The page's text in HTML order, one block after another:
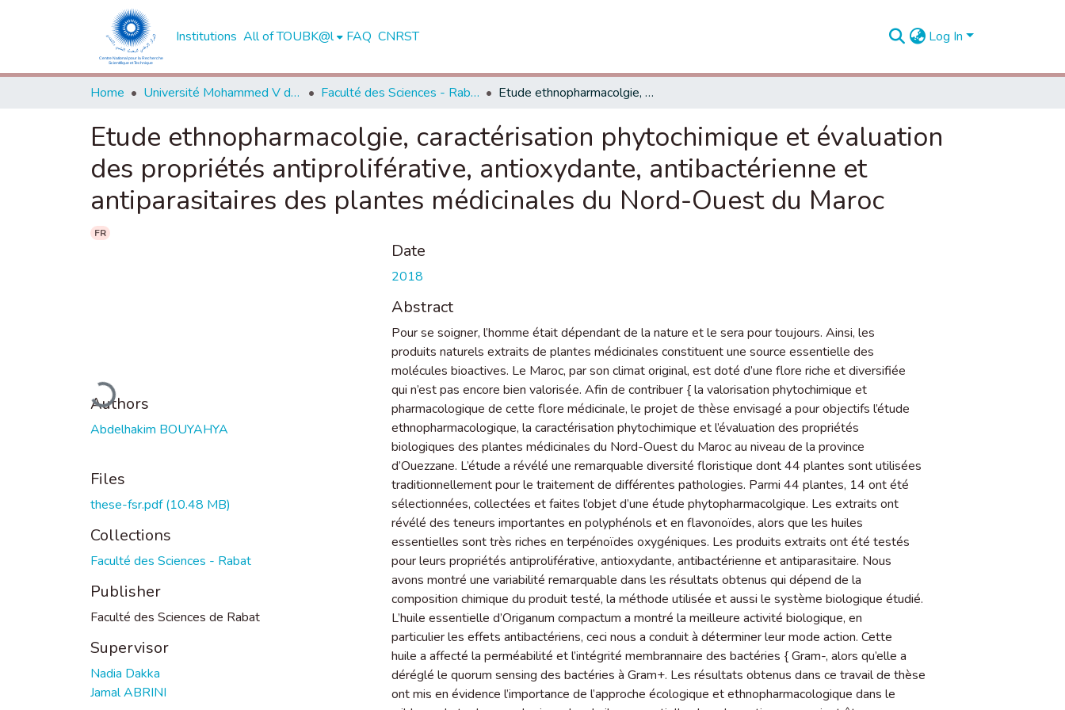
Institutions All of TOUBK@l FAQ CNRST Log In
Home Université Mohammed V de Rabat Faculté des Sciences - Rabat Etude ethnopharmacolgie, caractérisation phytochimique et évaluation des propriétés antiproliférative, antioxydante, antibactérienne et antiparasitaires des plantes médicinales du Nord-Ouest du Maroc
Etude ethnopharmacolgie, caractérisation phytochimique et évaluation
des propriétés antiproliférative, antioxydante, antibactérienne et
antiparasitaires des plantes médicinales du Nord-Ouest du Maroc
FR
Loading...
Authors
Abdelhakim BOUYAHYA
Files
these-fsr.pdf(10.48 MB)
Collections
Faculté des Sciences - Rabat
Publisher
Faculté des Sciences de Rabat
Supervisor
Nadia Dakka
Jamal ABRINI
Date
2018
Abstract
Pour se soigner, l’homme était dépendant de la nature et le sera pour toujours. Ainsi, les
produits naturels extraits de plantes médicinales constituent une source essentielle des
molécules bioactives. Le Maroc, par son climat original, est doté d’une flore riche et diversifiée
qui n’est pas encore bien valorisée. Afin de contribuer { la valorisation phytochimique et
pharmacologique de cette flore médicinale, le projet de thèse envisagé a pour objectifs l’étude
ethnopharmacologique, la caractérisation phytochimique et l’évaluation des propriétés
biologiques des plantes médicinales du Nord-Ouest du Maroc au niveau de la province
d’Ouezzane. L’étude a révélé une remarquable diversité floristique dont 44 plantes sont utilisées
traditionnellement pour le traitement de différentes pathologies. Parmi 44 plantes, 14 ont été
sélectionnées, collectées et faites l’objet d’une étude phytopharmacolgique. Les extraits ont
révélé des teneurs importantes en polyphénols et en flavonoïdes, alors que les huiles
essentielles sont très riches en terpénoïdes oxygéniques. Les produits extraits ont été testés
pour leurs propriétés antiproliférative, antioxydante, antibactérienne et antiparasitaire. Nous
avons montré une variabilité remarquable dans les résultats obtenus qui dépend de la
composition chimique du produit testé, la méthode utilisée et aussi le système biologique étudié.
L’huile essentielle d’Origanum compactum a montré la meilleure activité biologique, en
particulier les effets antibactériens, ceci nous a conduit à déterminer leur mode action. Cette
huile a affecté la perméabilité et l’intégrité membrannaire des bactéries { Gram-, alors qu’elle a
déréglé le quorum sensing des bactéries à Gram+. Les résultats obtenus dans ce travail de thèse
ont mis en évidence l’importance de l’approche écologique et ethnopharmacologique dans le